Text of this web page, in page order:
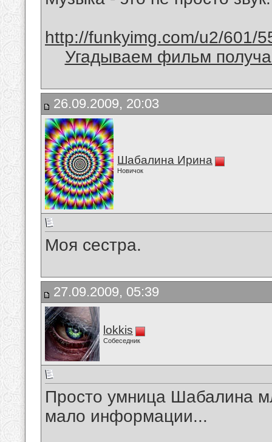
http://funkyimg.com/u2/601/
Угадываем фильм
26.09.2009, 20:03
Шабалина Ирина
Новичок
Моя сестра.
27.09.2009, 05:39
lokkis
Собеседник
Просто умница Шабалина
мало информации...